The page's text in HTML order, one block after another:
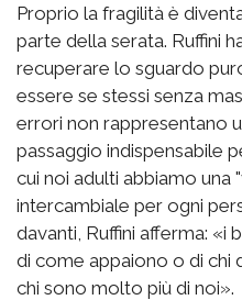
Proprio la fragilità è
parte della serata. Ruffini
recuperare lo sguardo
essere se stessi senza
errori non rappresentano
passaggio indispensabile
cui noi adulti abbiamo una
intercambiale per ogni
davanti, Ruffini afferma: «i
di come appaiono o di chi
chi sono molto più di noi».